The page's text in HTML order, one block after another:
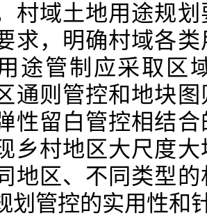
村域土地用途规
求，明确村域各
途管制应采取区
通则管控和地块
性留白管控相结
乡村地区大尺度
地区、不同类型
划管控的实用性和